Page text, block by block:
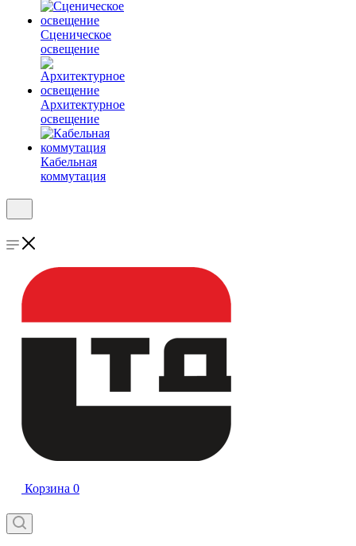
Сценическое
освещение
Архитектурное
освещение
Кабельная
коммутация
Корзина 0